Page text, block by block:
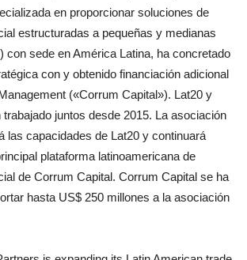
en proporcionar soluciones de
estructuradas a pequeñas y medianas
con sede en América Latina, ha concretado
con y obtenido financiación adicional
(«Corrum Capital»). Lat20 y
juntos desde 2015. La asociación
las capacidades de Lat20 y continuará
plataforma latinoamericana de
de Corrum Capital. Corrum Capital se ha
hasta US$ 250 millones a la asociación